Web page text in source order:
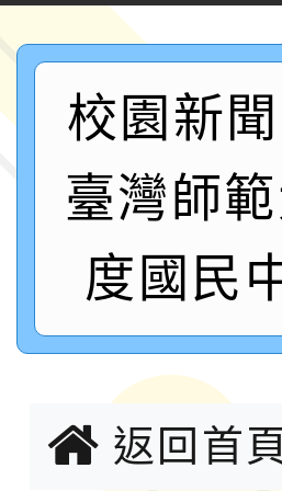
案，詳如
鐵人三項錦
桃園市115
「2026年
成果展」
2026城鎮
桃園市大
年八月份
國立成功
融平台-教
115學年度
計畫子計
小時認證研
115年度「
義教育推
轉知桃園
校園新
臺灣師
度國民
返回首